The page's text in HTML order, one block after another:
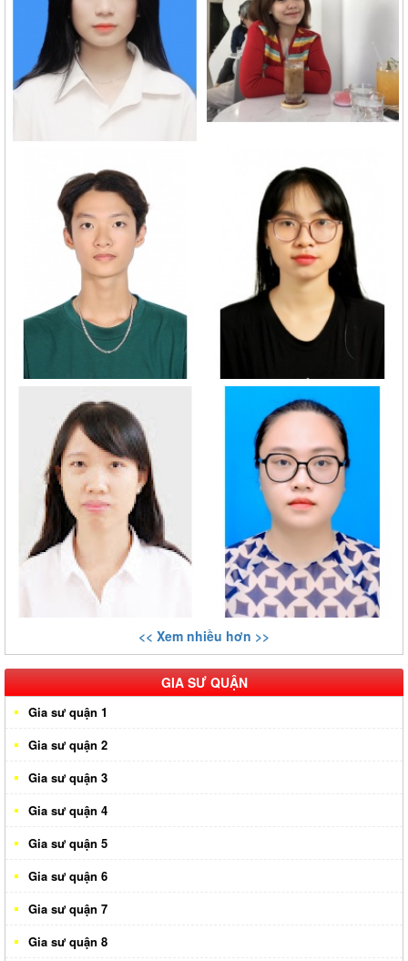
<< Xem nhiều hơn >>
GIA SƯ QUẬN
Gia sư quận 1
Gia sư quận 2
Gia sư quận 3
Gia sư quận 4
Gia sư quận 5
Gia sư quận 6
Gia sư quận 7
Gia sư quận 8